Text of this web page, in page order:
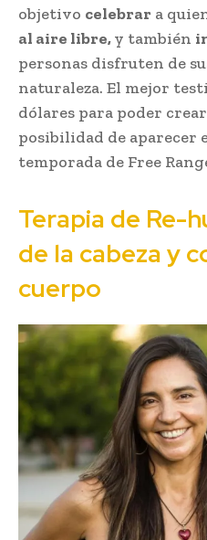
objetivo celebrar a
al aire libre,y también
personas disfruten de
naturaleza. El mejor
dólares para poder
posibilidad de aparecer
temporada de Free
Terapia de Re-
de la cabeza y
cuerpo